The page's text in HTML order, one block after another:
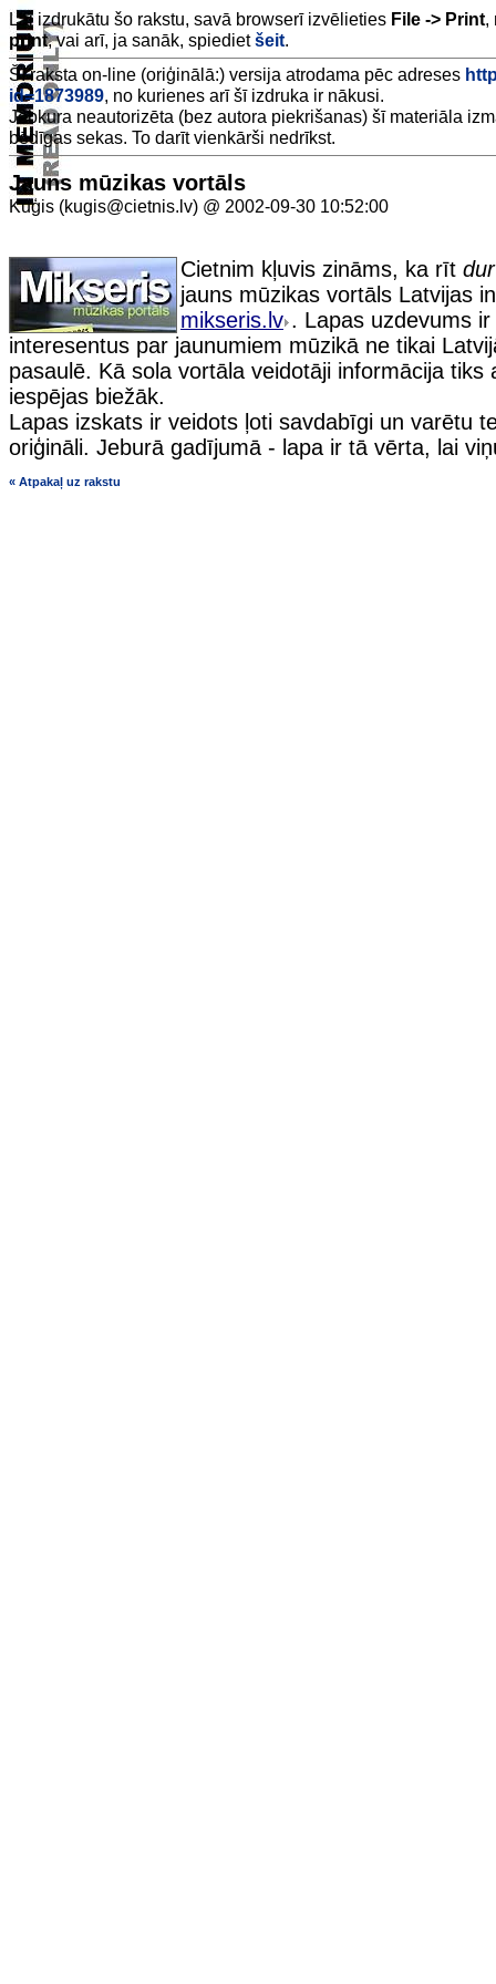
Lai izdrukātu šo rakstu, savā browserī izvēlieties File -> Print,
print, vai arī, ja sanāk, spiedietšeit.
Šī raksta on-line (oriģinālā:) versija atrodama pēc adreses
id=1873989, no kurienes arī šī izdruka ir nākusi.
Jebkura neautorizēta (bez autora piekrišanas) šī materiāla
bēdīgas sekas. To darīt vienkārši nedrīkst.
Jauns mūzikas vortāls
Kuģis (kugis@cietnis.lv) @ 2002-09-30 10:52:00
Cietnim kļuvis zināms, ka rīt
jauns mūzikas vortāls Latvijas
mikseris.lv . Lapas uzdevums
interesentus par jaunumiem mūzikā ne tikai
pasaulē. Kā sola vortāla veidotāji informācija tiks
iespējas biežāk.
Lapas izskats ir veidots ļoti savdabīgi un varētu
oriģināli. Jeburā gadījumā - lapa ir tā vērta, lai
« Atpakaļ uz rakstu